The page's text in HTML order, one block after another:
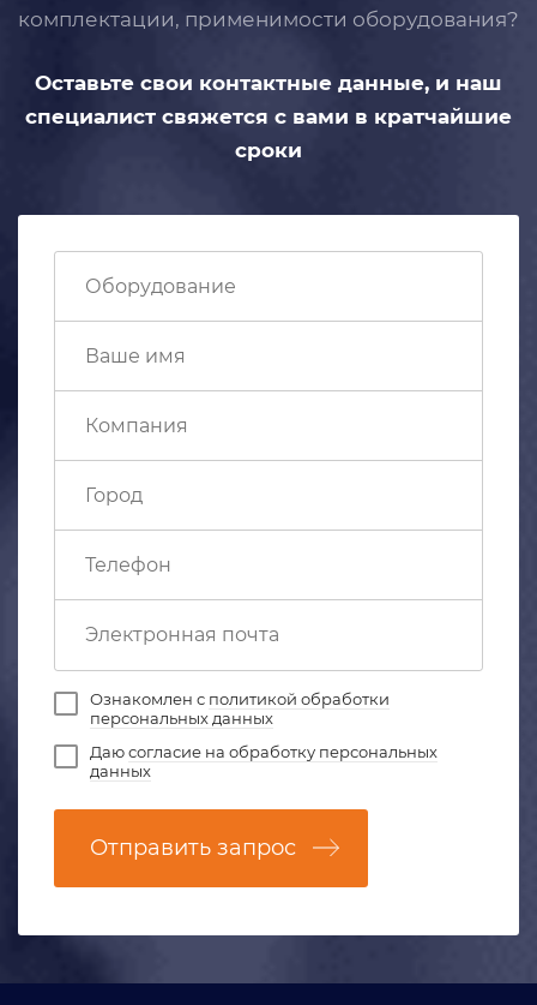
комплектации, применимости оборудования?
Оставьте свои контактные данные, и наш
специалист свяжется с вами в кратчайшие
сроки
Ознакомлен с политикой обработки
персональных данных
Даюсогласие на обработку персональных
данных
Отправить запрос